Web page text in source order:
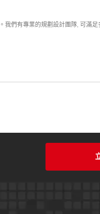
們有專業的規劃設計團隊, 可滿